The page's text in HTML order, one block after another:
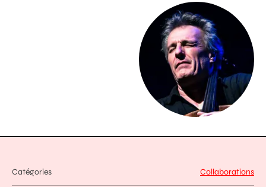
Agrandir
Catégories Collaborations